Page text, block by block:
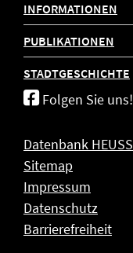
INFORMATIONEN
PUBLIKATIONEN
STADTGESCHICHTE
Folgen Sie uns!
Datenbank HEUSS
Sitemap
Impressum
Datenschutz
Barrierefreiheit